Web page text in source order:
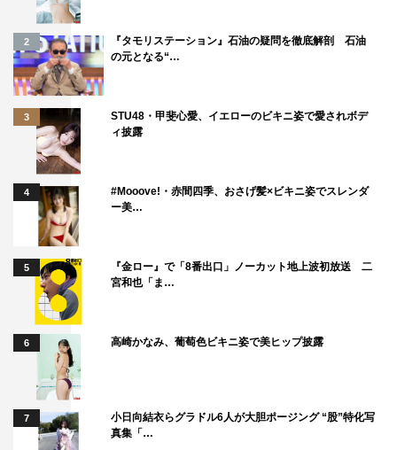
2
『タモリステーション』石油の疑問を徹底解剖 石油
の元となる“…
3
STU48・甲斐心愛、イエローのビキニ姿で愛されボデ
ィ披露
4
#Mooove!・赤間四季、おさげ髪×ビキニ姿でスレンダ
ー美…
5
『金ロー』で「8番出口」ノーカット地上波初放送 二
宮和也「ま…
6 高崎かなみ、葡萄色ビキニ姿で美ヒップ披露
7
小日向結衣らグラドル6人が大胆ポージング “股”特化写
真集「…